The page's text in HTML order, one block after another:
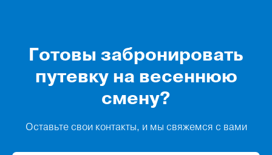
Готовы забронировать
путевку на весеннюю
смену?
Оставьте свои контакты, и мы свяжемся с вами